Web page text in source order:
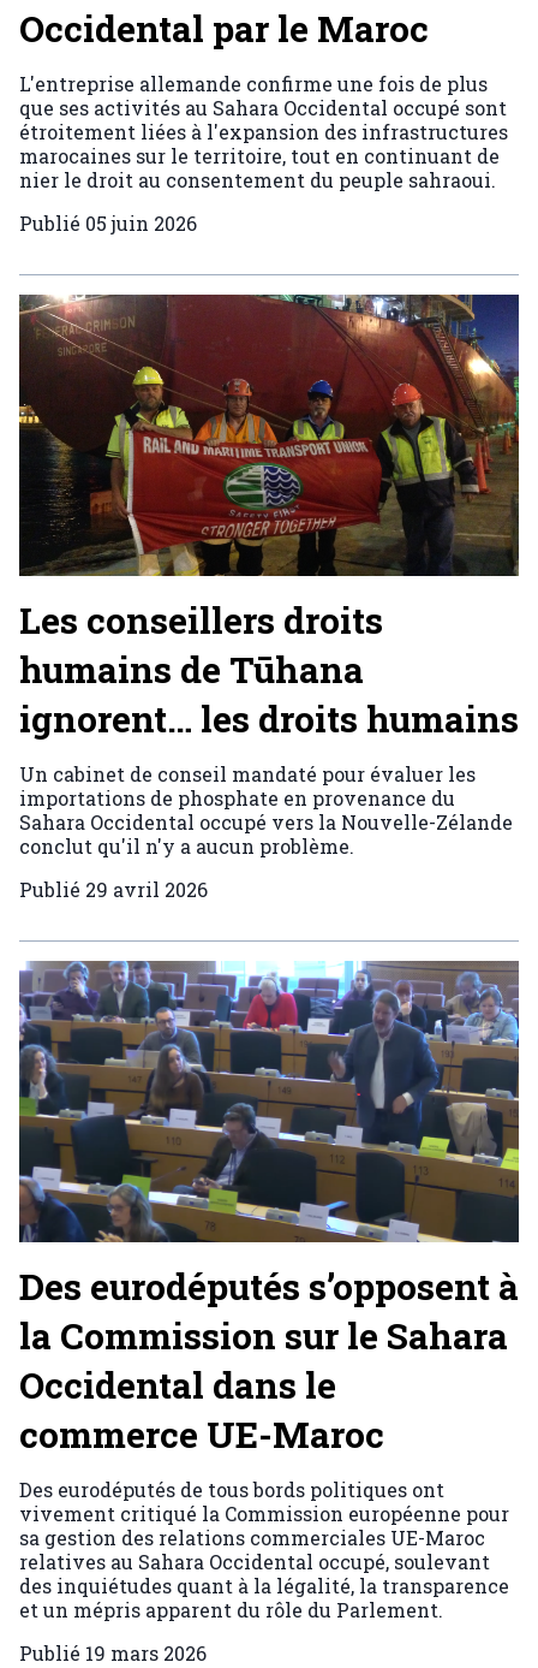
Occidental par le Maroc
L'entreprise allemande confirme une fois de plus
que ses activités au Sahara Occidental occupé sont
étroitement liées à l'expansion des infrastructures
marocaines sur le territoire, tout en continuant de
nier le droit au consentement du peuple sahraoui.
Publié 05 juin 2026
Les conseillers droits
humains de Tūhana
ignorent… les droits humains
Un cabinet de conseil mandaté pour évaluer les
importations de phosphate en provenance du
Sahara Occidental occupé vers la Nouvelle-Zélande
conclut qu'il n'y a aucun problème.
Publié 29 avril 2026
Des eurodéputés s’opposent à
la Commission sur le Sahara
Occidental dans le
commerce UE-Maroc
Des eurodéputés de tous bords politiques ont
vivement critiqué la Commission européenne pour
sa gestion des relations commerciales UE-Maroc
relatives au Sahara Occidental occupé, soulevant
des inquiétudes quant à la légalité, la transparence
et un mépris apparent du rôle du Parlement.
Publié 19 mars 2026